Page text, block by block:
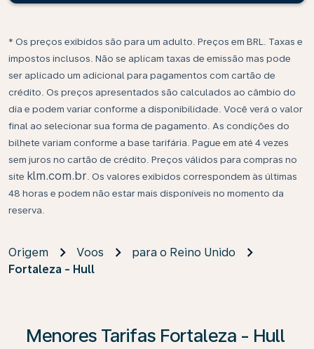
* Os preços exibidos são para um adulto. Preços em BRL. Taxas e
impostos inclusos. Não se aplicam taxas de emissão mas pode
ser aplicado um adicional para pagamentos com cartão de
crédito. Os preços apresentados são calculados ao câmbio do
dia e podem variar conforme a disponibilidade. Você verá o valor
final ao selecionar sua forma de pagamento. As condições do
bilhete variam conforme a base tarifária. Pague em até 4 vezes
sem juros no cartão de crédito. Preços válidos para compras no
site klm.com.br . Os valores exibidos correspondem às últimas
48 horas e podem não estar mais disponíveis no momento da
reserva.
Origem Voos
para o Reino Unido
Fortaleza - Hull
Menores Tarifas Fortaleza - Hull
Se não forem encontrados resultados, clique em